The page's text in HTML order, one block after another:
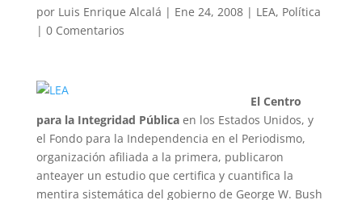
por Luis Enrique Alcalá | Ene 24, 2008| LEA, Política
| 0 Comentarios
El Centro
para la Integridad Públicaen los Estados Unidos, y
el Fondo para la Independencia en el Periodismo,
organización afiliada a la primera, publicaron
anteayer un estudio que certifica y cuantifica la
mentira sistemática del gobierno de George W. Bush